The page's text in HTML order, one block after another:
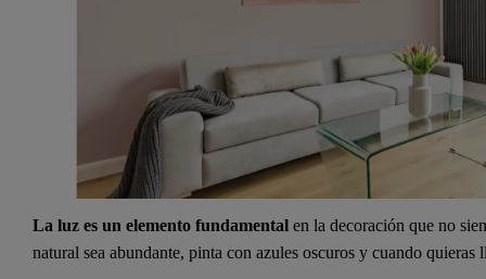
La luz es un elemento fundamental en la decoración que no
natural sea abundante, pinta con azules oscuros y cuando quieras